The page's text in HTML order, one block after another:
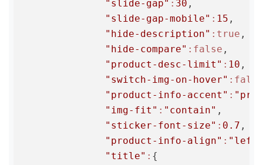
"slide-gap" : 30 ,
"slide-gap-mobile" : 15 ,
"hide-description" :true ,
"hide-compare" :false ,
"product-desc-limit" : 10 ,
"switch-img-on-hover" :false
"product-info-accent" :
"img-fit" : "contain" ,
"sticker-font-size" : 0.7 ,
"product-info-align" : "left"
"title" : {